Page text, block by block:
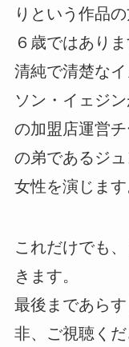
りという作品
６歳ではあり
清純で清楚なイ
ソン・イェジ
の加盟店運営
の弟であるジ
女性を演じます
これだけでも
きます。
最後まであら
非、ご視聴くだ